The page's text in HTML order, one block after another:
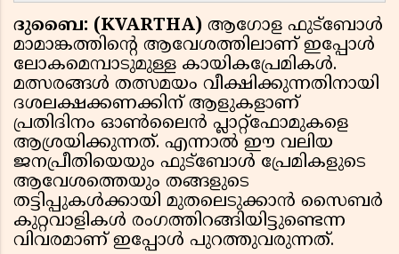
ദുബൈ: (KVARTHA) ആഗോള ഫുട്ബോൾ
മാമാങ്കത്തിൻ്റെ ആവേശത്തിലാണ് ഇപ്പോൾ
ലോകമെമ്പാടുമുള്ള കായികപ്രേമികൾ.
മത്സരങ്ങൾ തത്സമയം വീക്ഷിക്കുന്നതിനായി
ദശലക്ഷക്കണക്കിന് ആളുകളാണ്
പ്രതിദിനം ഓൺലൈൻ പ്ലാറ്റ്‌ഫോമുകളെ
ആശ്രയിക്കുന്നത്. എന്നാൽ ഈ വലിയ
ജനപ്രീതിയെയും ഫുട്ബോൾ പ്രേമികളുടെ
ആവേശത്തെയും തങ്ങളുടെ
തട്ടിപ്പുകൾക്കായി മുതലെടുക്കാൻ സൈബർ
കുറ്റവാളികൾ രംഗത്തിറങ്ങിയിട്ടുണ്ടെന്ന
വിവരമാണ് ഇപ്പോൾ പുറത്തുവരുന്നത്.